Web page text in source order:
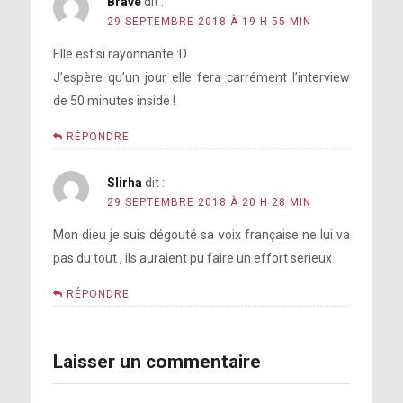
29 SEPTEMBRE 2018 À 19 H 55 MIN
Elle est si rayonnante :D
J’espère qu’un jour elle fera carrément l’interview
de 50 minutes inside !
RÉPONDRE
Slirha dit :
29 SEPTEMBRE 2018 À 20 H 28 MIN
Mon dieu je suis dégouté sa voix française ne lui va
pas du tout , ils auraient pu faire un effort serieux
RÉPONDRE
Laisser un commentaire